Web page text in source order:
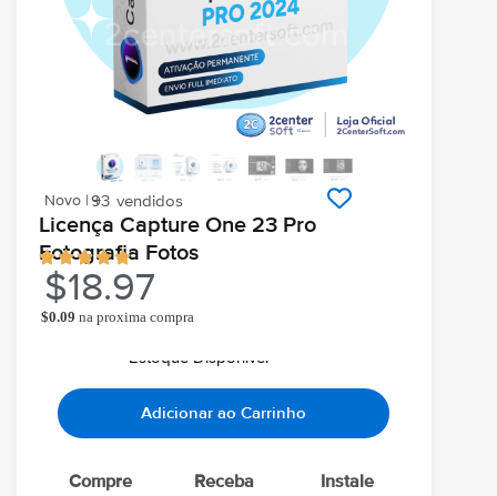
Novo | +93 vendidos
Licença Capture One 23 Pro
Fotografia Fotos
$18.97
Chegará grátis hoje
Ao comprar você ganha
Estoque Disponivel
$0.09 na proxima compra
Adicionar ao Carrinho
Compre
Receba
Instale